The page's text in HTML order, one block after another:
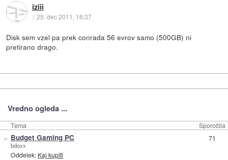
iziii
::25. dec 2011, 16:37
Disk sem vzel pa prek conrada 56 evrov samo (500GB) ni
pretirano drago.
Vredno ogleda ...
Tema Sporočila
» Budget Gaming PC
bdoxx
Oddelek: Kaj kupiti
71